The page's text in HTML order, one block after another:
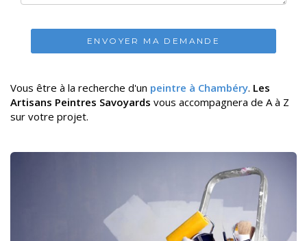
ENVOYER MA DEMANDE
Vous être à la recherche d'un peintre à Chambéry. Les
Artisans Peintres Savoyards vous accompagnera de A à Z
sur votre projet.